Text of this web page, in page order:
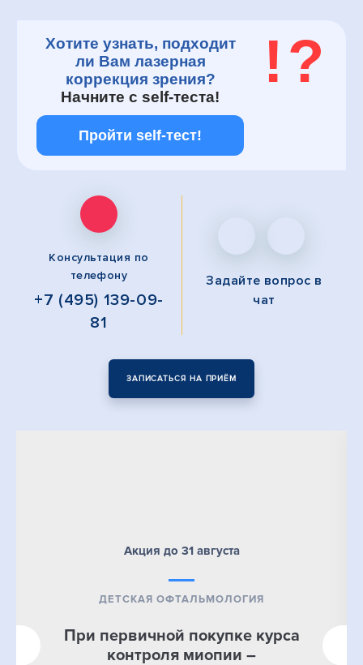
Хотите узнать, подходит
ли Вам лазерная
коррекция зрения?
Начните с self-теста!
!?
Пройти self-тест!
Консультация по
телефону
+7 (495) 139-09-
81
Задайте вопрос в
чат
ЗАПИСАТЬСЯ НА ПРИЁМ
Акция до 31 августа
ДЕТСКАЯ ОФТАЛЬМОЛОГИЯ
При первичной покупке курса
контроля миопии –